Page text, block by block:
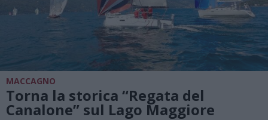
MACCAGNO
Torna la storica “Regata del
Canalone” sul Lago Maggiore